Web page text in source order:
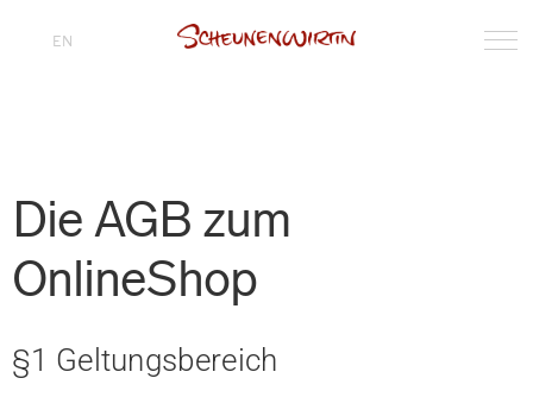
EN
Die AGB zum
OnlineShop
§1 Geltungsbereich